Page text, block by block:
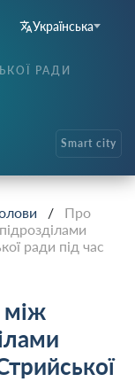
Українська
РАДИ
Smart city
/ Про
ради під час
між